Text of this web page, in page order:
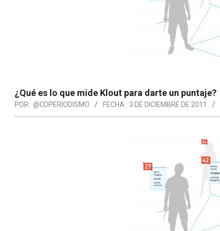
¿Qué es lo que mide Klout para darte un puntaje?
POR: @CDPERIODISMO FECHA: 3 DE DICIEMBRE DE 2011